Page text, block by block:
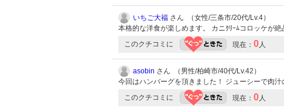
いちご大福 さん （女性/三条市/20代/Lv.4）
本格的な洋食が楽しめます。 カニｸﾘｰﾑコロッケが
このクチコミに 現在： 0人
asobin さん （男性/柏崎市/40代/Lv.42）
今回はハンバーグを頂きました！ ジューシーで肉
このクチコミに 現在： 0人